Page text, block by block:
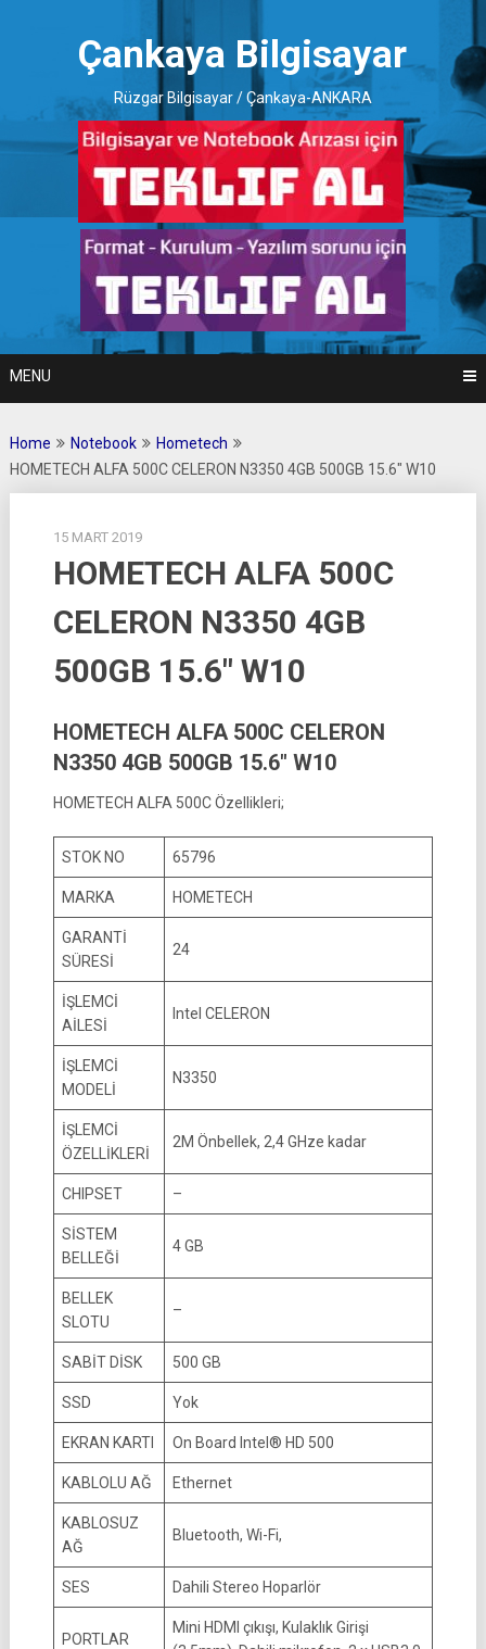
Çankaya Bilgisayar
Rüzgar Bilgisayar / Çankaya-ANKARA
MENU
Home Notebook
Hometech
HOMETECH ALFA 500C CELERON N3350 4GB 500GB 15.6″ W10
15 MART 2019
HOMETECH ALFA 500C
CELERON N3350 4GB
500GB 15.6″ W10
HOMETECH ALFA 500C CELERON
N3350 4GB 500GB 15.6″ W10
HOMETECH ALFA 500C Özellikleri;
STOK NO 65796
MARKA HOMETECH
GARANTİ
SÜRESİ
24
İŞLEMCİ
AİLESİ
Intel CELERON
İŞLEMCİ
MODELİ
N3350
İŞLEMCİ
ÖZELLİKLERİ
2M Önbellek, 2,4 GHze kadar
CHIPSET –
SİSTEM
BELLEĞİ
4 GB
BELLEK
SLOTU
–
SABİT DİSK 500 GB
SSD Yok
EKRAN KARTI On Board Intel® HD 500
KABLOLU AĞ Ethernet
KABLOSUZ
AĞ
Bluetooth, Wi-Fi,
SES Dahili Stereo Hoparlör
PORTLAR
Mini HDMI çıkışı, Kulaklık Girişi